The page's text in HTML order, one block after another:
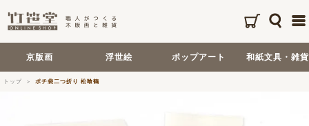
京版画 浮世絵 ポップアート 和紙文具・雑貨
トップ ポチ袋二つ折り 松喰鶴